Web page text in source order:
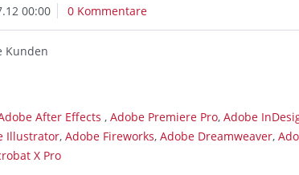
00:00 0 Kommentare
Kunden
After Effects,Adobe Premiere Pro,Adobe
Illustrator,Adobe Fireworks,Adobe Dreamweaver,
X Pro